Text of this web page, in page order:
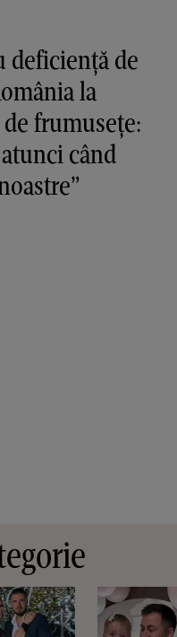
deficiență de
la
frumusețe:
când